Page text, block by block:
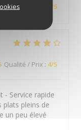
Qualité / Prix /5
Qualité / Prix : 4/5
- Service rapide
plats pleins de
un peu élevé